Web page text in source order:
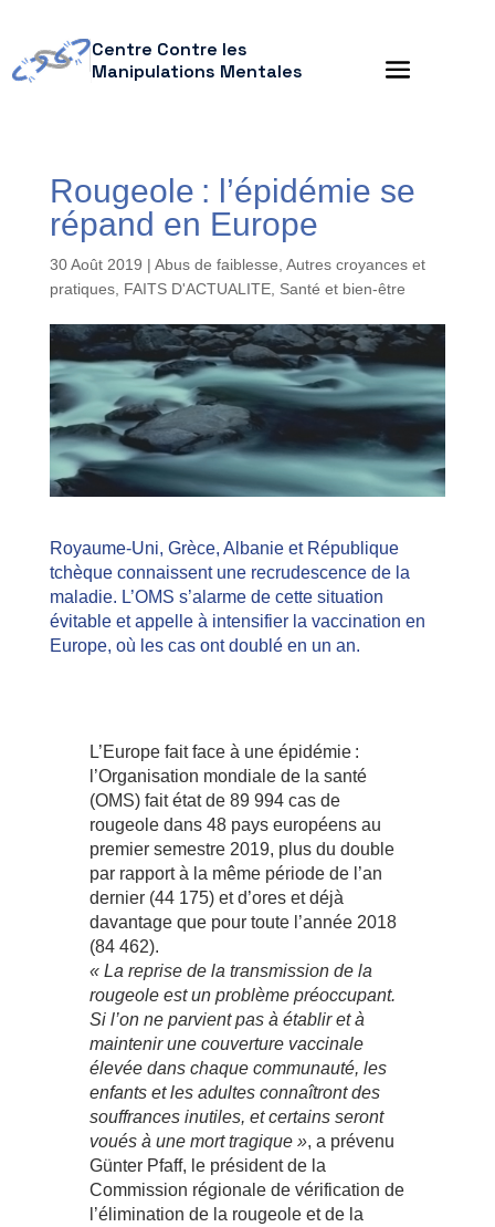
Centre Contre les
Manipulations Mentales
Rougeole : l’épidémie se
répand en Europe
30 Août 2019 | Abus de faiblesse Autres croyances et
pratiques, FAITS D'ACTUALITE, Santé et bien-être
Royaume-Uni, Grèce, Albanie et République
tchèque connaissent une recrudescence de la
maladie. L’OMS s’alarme de cette situation
évitable et appelle à intensifier la vaccination en
Europe, où les cas ont doublé en un an.
L’Europe fait face à une épidémie :
l’Organisation mondiale de la santé
(OMS) fait état de 89 994 cas de
rougeole dans 48 pays européens au
premier semestre 2019, plus du double
par rapport à la même période de l’an
dernier (44 175) et d’ores et déjà
davantage que pour toute l’année 2018
(84 462).
« La reprise de la transmission de la
rougeole est un problème préoccupant.
Si l’on ne parvient pas à établir et à
maintenir une couverture vaccinale
élevée dans chaque communauté, les
enfants et les adultes connaîtront des
souffrances inutiles, et certains seront
voués à une mort tragique », a prévenu
Günter Pfaff, le président de la
Commission régionale de vérification de
l’élimination de la rougeole et de la